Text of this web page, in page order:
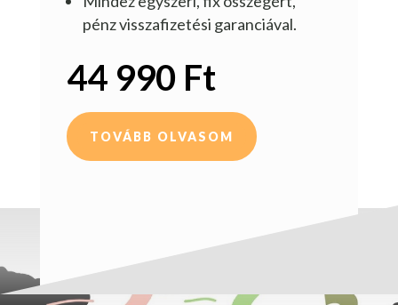
pénz visszafizetési garanciával.
44 990 Ft
TOVÁBB OLVASOM